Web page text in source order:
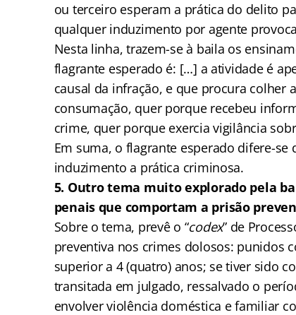
ou terceiro esperam a prática do delito
qualquer induzimento por agente
Nesta linha, trazem-se à baila os
flagrante esperado é: […] a atividade é
causal da infração, e que procura colher
consumação, quer porque recebeu
crime, quer porque exercia vigilância
Em suma, o flagrante esperado difere-
induzimento a prática criminosa.
5. Outro tema muito explorado pela
penais que comportam a prisão
Sobre o tema, prevê o “codex” de
preventiva nos crimes dolosos: punidos
superior a 4 (quatro) anos; se tiver sido
transitada em julgado, ressalvado o
envolver violência doméstica e familiar